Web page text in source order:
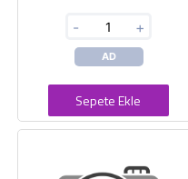
- +
AD
Sepete Ekle